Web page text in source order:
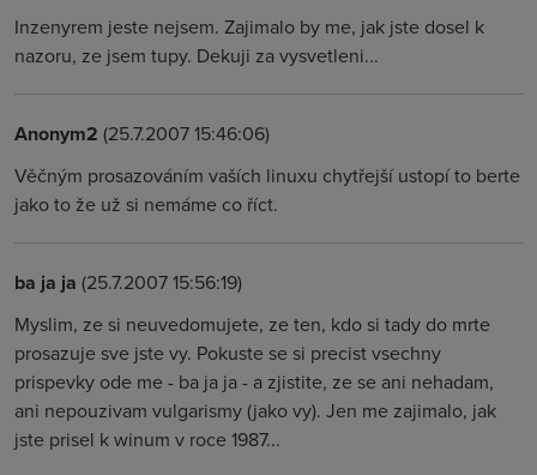
Inzenyrem jeste nejsem. Zajimalo by me, jak jste dosel k
nazoru, ze jsem tupy. Dekuji za vysvetleni...
Anonym2 (25.7.2007 15:46:06)
Věčným prosazováním vaších linuxu chytřejší ustopí to berte
jako to že už si nemáme co říct.
ba ja ja (25.7.2007 15:56:19)
Myslim, ze si neuvedomujete, ze ten, kdo si tady do mrte
prosazuje sve jste vy. Pokuste se si precist vsechny
prispevky ode me - ba ja ja - a zjistite, ze se ani nehadam,
ani nepouzivam vulgarismy (jako vy). Jen me zajimalo, jak
jste prisel k winum v roce 1987...